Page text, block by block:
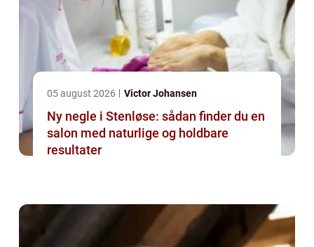
05 august 2026 Victor Johansen
Ny negle i Stenløse: sådan finder du en
salon med naturlige og holdbare
resultater